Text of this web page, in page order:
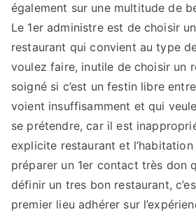
également sur une multitude de
Le 1er administre est de choisir
restaurant qui convient au type
voulez faire, inutile de choisir un
soigné si c’est un festin libre
voient insuffisamment et qui
se prétendre, car il est
explicite restaurant et
préparer un 1er contact très don
définir un tres bon restaurant,
premier lieu adhérer sur